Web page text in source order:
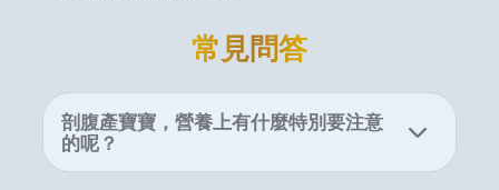
常見問答
剖腹產寶寶，營養上有什麼特別要注意
的呢？